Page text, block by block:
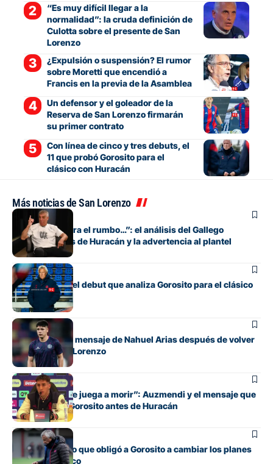
“Es muy difícil llegar a la
normalidad”: la cruda definición de
Culotta sobre el presente de San
Lorenzo
¿Expulsión o suspensión? El rumor
sobre Moretti que encendió a
Francis en la previa de la Asamblea
Un defensor y el goleador de la
Reserva de San Lorenzo firmarán
su primer contrato
Con línea de cinco y tres debuts, el
11 que probó Gorosito para el
clásico con Huracán
Más noticias de San Lorenzo
Fútbol
“Si no encuentra el rumbo…”: el análisis del Gallego
González antes de Huracán y la advertencia al plantel
Fútbol
Los cambios y el debut que analiza Gorosito para el clásico
con Huracán
Fútbol
El conmovedor mensaje de Nahuel Arias después de volver
a jugar en San Lorenzo
Fútbol
“Cada pelota se juega a morir”: Auzmendi y el mensaje que
transmitió de Gorosito antes de Huracán
Fútbol
El contratiempo que obligó a Gorosito a cambiar los planes
antes del clásico